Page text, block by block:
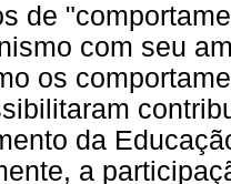
de
com seu
os
da
a